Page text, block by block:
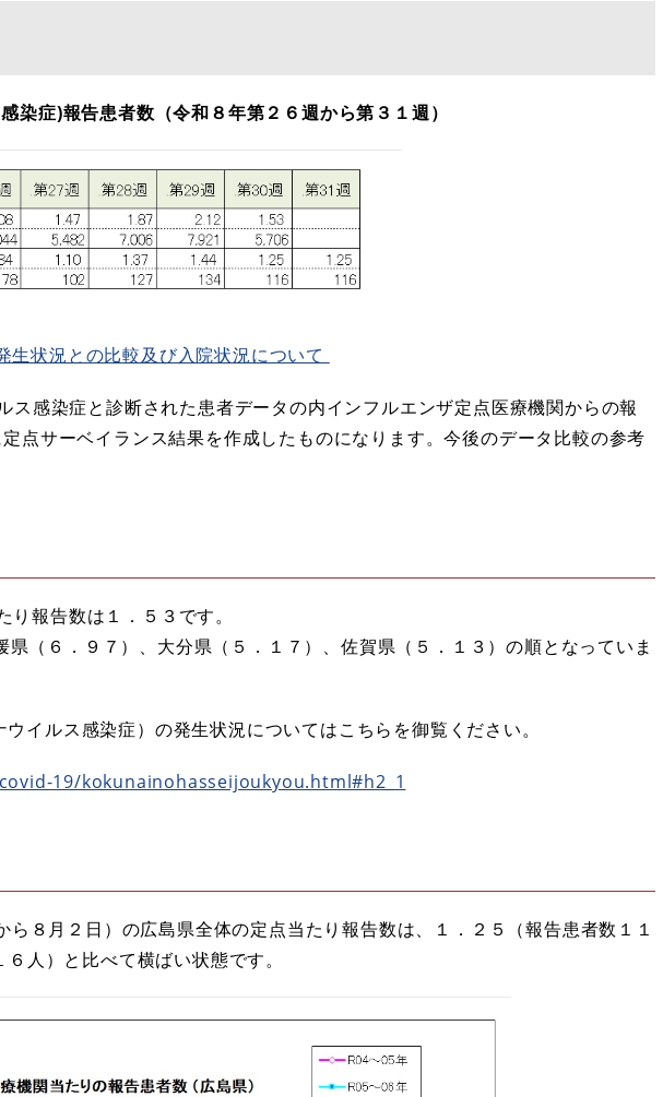
染症)報告患者数（令和８年第２６週から第３１週）
生状況との比較及び入院状況について
ス感染症と診断された患者データの内インフルエンザ定点医療機関からの報
点サーベイランス結果を作成したものになります。今後のデータ比較の参考
報告数は１．５３です。
県（６．９７）、大分県（５．１７）、佐賀県（５．１３）の順となっていま
イルス感染症）の発生状況についてはこちらを御覧ください。
19/kokunainohasseijoukyou.html#h2_1
８月２日）の広島県全体の定点当たり報告数は、１．２５（報告患者数１１
人）と比べて横ばい状態です。